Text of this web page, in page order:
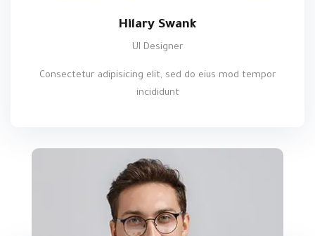
Hilary Swank
UI Designer
Consectetur adipisicing elit, sed do eius mod tempor
incididunt